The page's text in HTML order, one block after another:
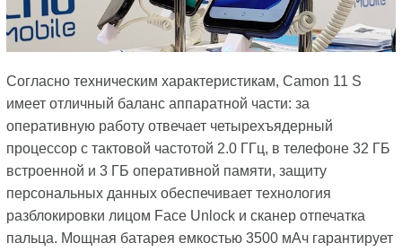
Согласно техническим характеристикам, Camon 11 S
имеет отличный баланс аппаратной части: за
оперативную работу отвечает четырехъядерный
процессор c тактовой частотой 2.0 ГГц, в телефоне 32 ГБ
встроенной и 3 ГБ оперативной памяти, защиту
персональных данных обеспечивает технология
разблокировки лицом Face Unlock и сканер отпечатка
пальца. Мощная батарея емкостью 3500 мАч гарантирует